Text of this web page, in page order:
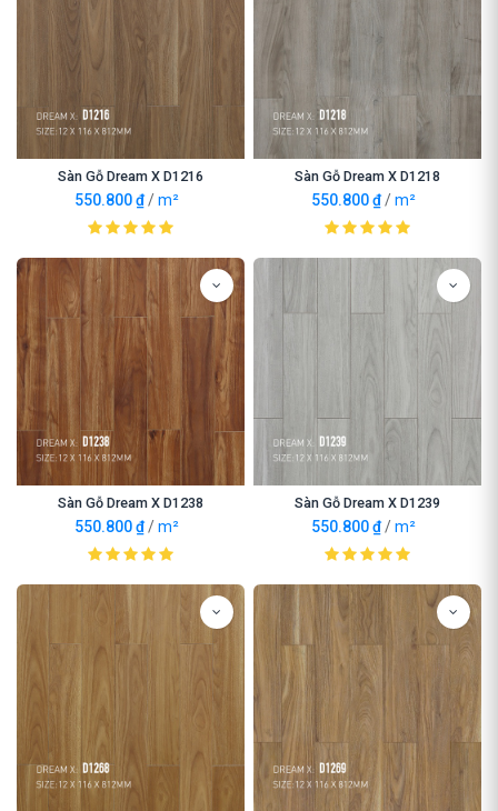
Sàn Gỗ Dream X D1216
550.800₫ /m²
Sàn Gỗ Dream X D1218
550.800₫ /m²
Sàn Gỗ Dream X D1238
550.800₫ /m²
Sàn Gỗ Dream X D1239
550.800₫ /m²